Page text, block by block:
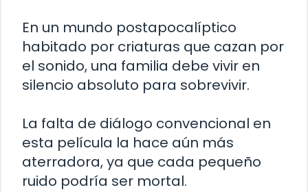
En un mundo postapocalíptico
habitado por criaturas que cazan por
el sonido, una familia debe vivir en
silencio absoluto para sobrevivir.
La falta de diálogo convencional en
esta película la hace aún más
aterradora, ya que cada pequeño
ruido podría ser mortal.